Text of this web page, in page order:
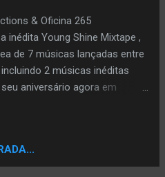
Escolha sua plataforma digital
li.sten.to/flal Assista:
& Oficina 265
inédita Young Shine Mixtape ,
de 7 músicas lançadas entre
2 músicas inéditas
aniversário agora em
1. I'm Back 2. Power Nigga
4. Xuta Prubulema 5. Fazi
7. Mundu Suju Baixe